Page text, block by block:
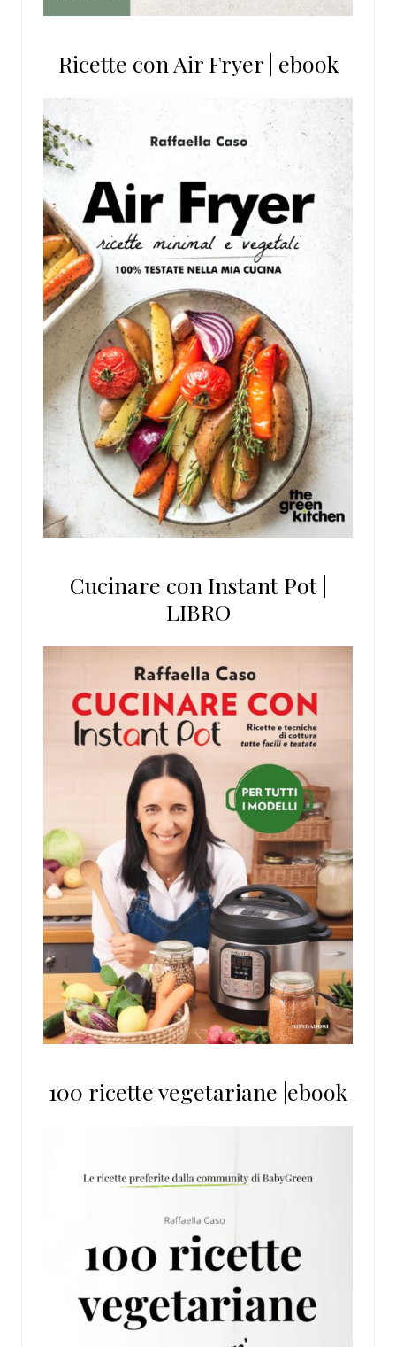
Ricette con Air Fryer | ebook
Cucinare con Instant Pot |
LIBRO
100 ricette vegetariane |ebook